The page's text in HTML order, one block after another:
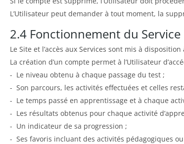
L’Utilisateur peut demander à tout moment, la
2.4 Fonctionnement du Service
Le Site et l’accès aux Services sont mis à
La création d’un compte permet à l’Utilisateur
- Le niveau obtenu à chaque passage du test ;
- Son parcours, les activités effectuées et celles
- Le temps passé en apprentissage et à chaque
- Les résultats obtenus pour chaque activité
- Un indicateur de sa progression ;
- Ses favoris incluant des activités pédagogiques